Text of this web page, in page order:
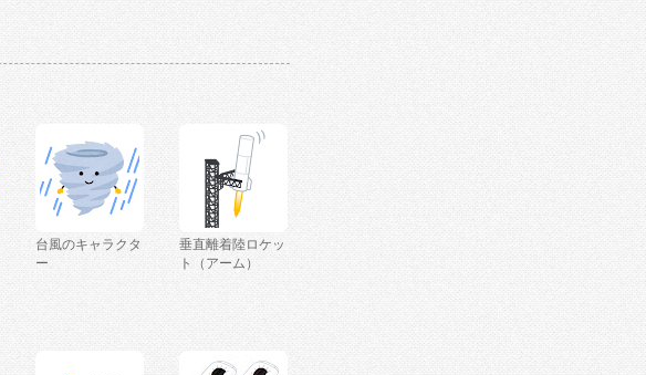
台風のキャラクタ
ー
垂直離着陸ロケッ
ト（アーム）